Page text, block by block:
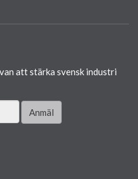
att stärka svensk industri
Anmäl